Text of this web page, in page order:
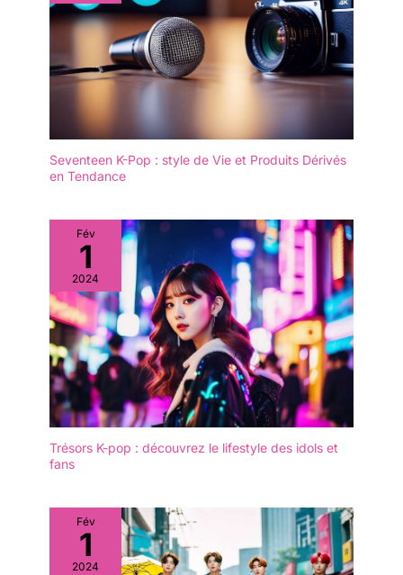
Seventeen K-Pop : style de Vie et Produits Dérivés
en Tendance
Fév
1
2024
Trésors K-pop : découvrez le lifestyle des idols et
fans
Fév
1
2024